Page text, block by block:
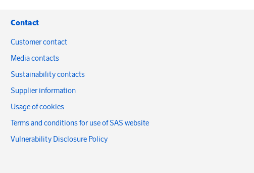
Contact
Customer contact
Media contacts
Sustainability contacts
Supplier information
Usage of cookies
Terms and conditions for use of SAS website
Vulnerability Disclosure Policy